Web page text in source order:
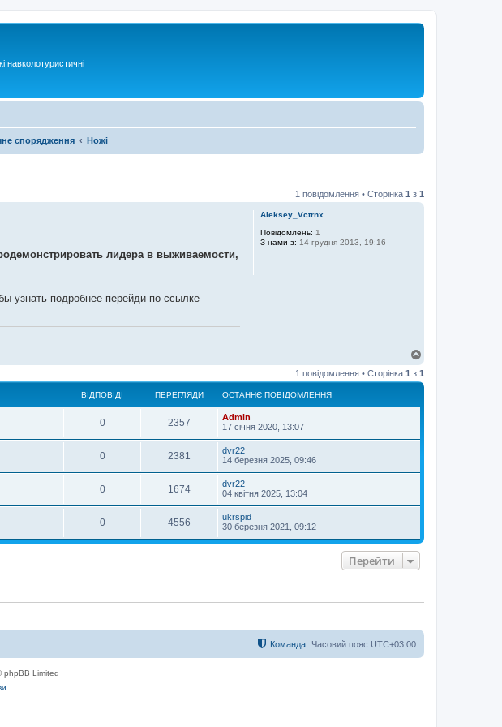
навколотуристичні
спорядження Ножі
1 повідомлення • Сторінка 1 з 1
Aleksey_Vctrnx
Повідомлень: 1
З нами з: 14 грудня 2013, 19:16
лидера в выживаемости,
узнать подробнее перейди по ссылке
г
о
1 повідомлення • Сторінка 1 з 1
ВІДПОВІДІ ПЕРЕГЛЯДИ ОСТАННЄ ПОВІДОМЛЕННЯ
0 2357
Admin
17 січня 2020, 13:07
0 2381
dvr22
14 березня 2025, 09:46
0 1674
dvr22
04 квітня 2025, 13:04
0 4556
ukrspid
30 березня 2021, 09:12
Перейти
Часовий пояс UTC+03:00
Команда
Limited